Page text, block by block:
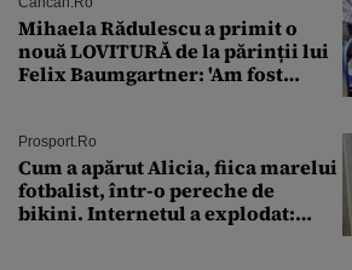
Mihaela Rădulescu a primit o
nouă LOVITURĂ de la părinții lui
Felix Baumgartner: 'Am fost
Prosport.ro
Cum a apărut Alicia, fiica marelui
fotbalist, într-o pereche de
bikini. Internetul a explodat: